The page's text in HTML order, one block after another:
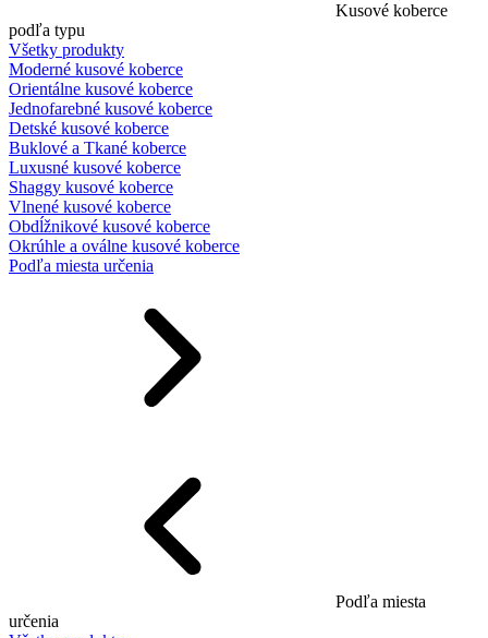
Kusové koberce
podľa typu
Všetky produkty
Moderné kusové koberce
Orientálne kusové koberce
Jednofarebné kusové koberce
Detské kusové koberce
Buklové a Tkané koberce
Luxusné kusové koberce
Shaggy kusové koberce
Vlnené kusové koberce
Obdĺžnikové kusové koberce
Okrúhle a oválne kusové koberce
Podľa miesta určenia
Podľa miesta
určenia